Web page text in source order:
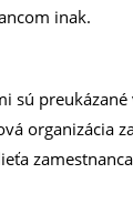
inak.
sú
organizácia